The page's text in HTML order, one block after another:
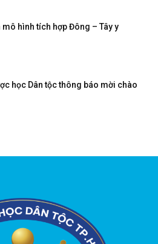
mô hình tích hợp Đông – Tây y
học Dân tộc thông báo mời chào